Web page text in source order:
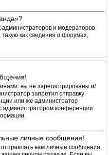
и модераторов
как сведения о форумах,
вы не зарегистрированы и/
запретил отправку
или же администратор
администратором конференции
личные сообщения!
вам личные сообщения,